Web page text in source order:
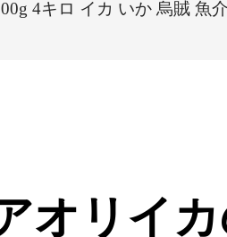
4キロ イカ いか 烏賊 魚
オリイ